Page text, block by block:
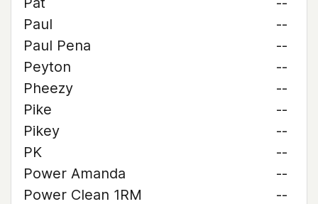
Paul
--
Paul Pena
--
Peyton
--
Pheezy
--
Pike
--
Pikey
--
PK
--
Power Amanda
--
Power Clean 1RM
--